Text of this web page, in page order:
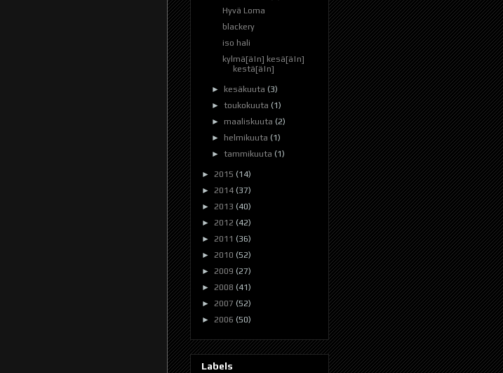
Hyvä Loma
blackery
iso hali
kylmä[ä|n] kesä[ä|n]
kestä[ä|n]
► kesäkuuta (3)
►toukokuuta (1)
► maaliskuuta (2)
► helmikuuta (1)
►tammikuuta (1)
► 2015 (14)
► 2014 (37)
► 2013 (40)
► 2012 (42)
► 2011 (36)
► 2010 (52)
► 2009 (27)
► 2008 (41)
► 2007 (52)
► 2006 (50)
Labels